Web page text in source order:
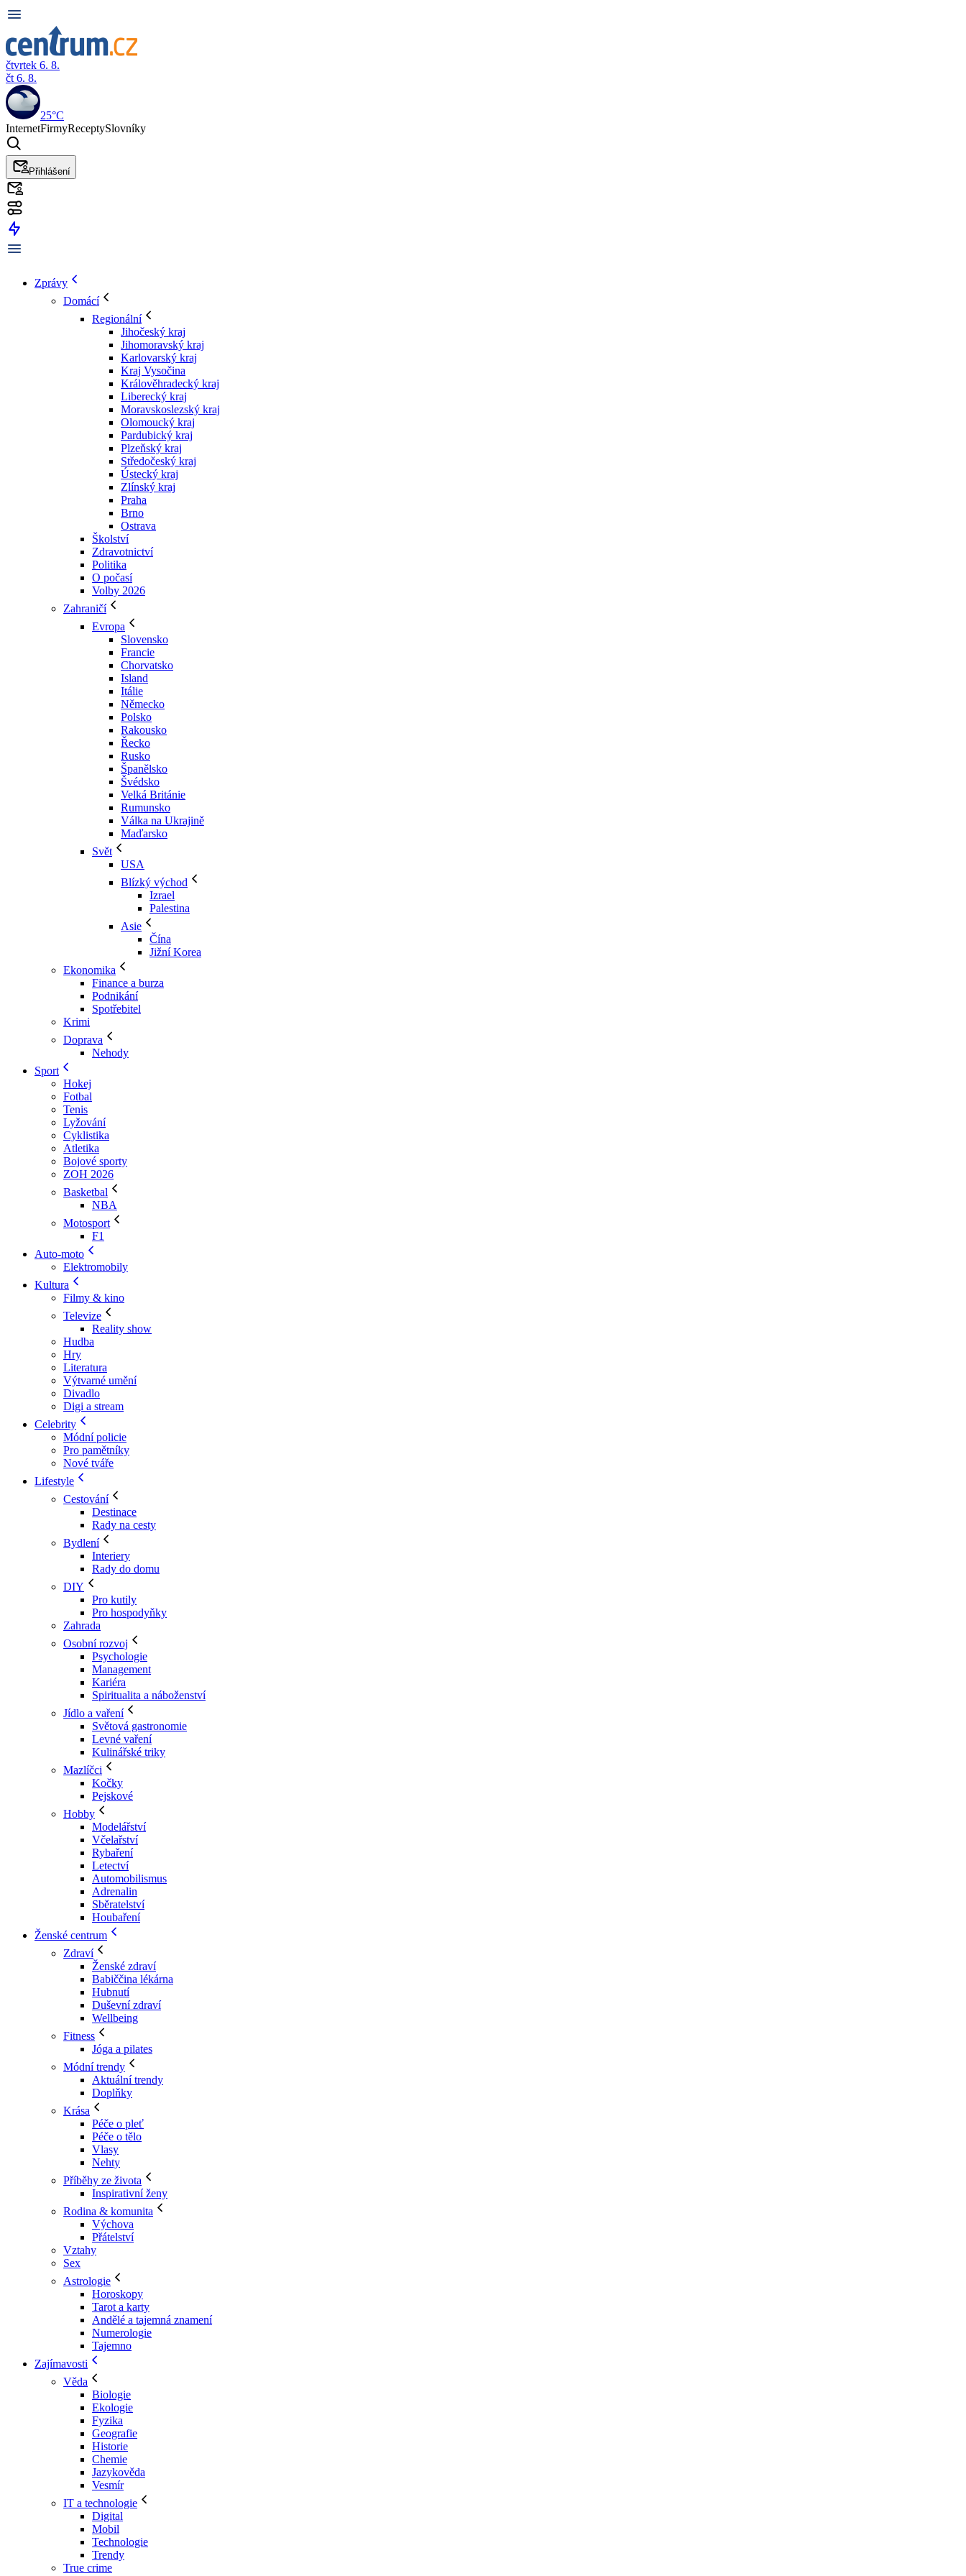
čtvrtek 6. 8.
čt 6. 8.
25°C
InternetFirmyReceptySlovníky
Přihlášení
Zprávy
Domácí
Regionální
Jihočeský kraj
Jihomoravský kraj
Karlovarský kraj
Kraj Vysočina
Králověhradecký kraj
Liberecký kraj
Moravskoslezský kraj
Olomoucký kraj
Pardubický kraj
Plzeňský kraj
Středočeský kraj
Ústecký kraj
Zlínský kraj
Praha
Brno
Ostrava
Školství
Zdravotnictví
Politika
O počasí
Volby 2026
Zahraničí
Evropa
Slovensko
Francie
Chorvatsko
Island
Itálie
Německo
Polsko
Rakousko
Řecko
Rusko
Španělsko
Švédsko
Velká Británie
Rumunsko
Válka na Ukrajině
Maďarsko
Svět
USA
Blízký východ
Izrael
Palestina
Asie
Čína
Jižní Korea
Ekonomika
Finance a burza
Podnikání
Spotřebitel
Krimi
Doprava
Nehody
Sport
Hokej
Fotbal
Tenis
Lyžování
Cyklistika
Atletika
Bojové sporty
ZOH 2026
Basketbal
NBA
Motosport
F1
Auto-moto
Elektromobily
Kultura
Filmy & kino
Televize
Reality show
Hudba
Hry
Literatura
Výtvarné umění
Divadlo
Digi a stream
Celebrity
Módní policie
Pro pamětníky
Nové tváře
Lifestyle
Cestování
Destinace
Rady na cesty
Bydlení
Interiery
Rady do domu
DIY
Pro kutily
Pro hospodyňky
Zahrada
Osobní rozvoj
Psychologie
Management
Kariéra
Spiritualita a náboženství
Jídlo a vaření
Světová gastronomie
Levné vaření
Kulinářské triky
Mazlíčci
Kočky
Pejskové
Hobby
Modelářství
Včelařství
Rybaření
Letectví
Automobilismus
Adrenalin
Sběratelství
Houbaření
Ženské centrum
Zdraví
Ženské zdraví
Babiččina lékárna
Hubnutí
Duševní zdraví
Wellbeing
Fitness
Jóga a pilates
Módní trendy
Aktuální trendy
Doplňky
Krása
Péče o pleť
Péče o tělo
Vlasy
Nehty
Příběhy ze života
Inspirativní ženy
Rodina & komunita
Výchova
Přátelství
Vztahy
Sex
Astrologie
Horoskopy
Tarot a karty
Andělé a tajemná znamení
Numerologie
Tajemno
Zajímavosti
Věda
Biologie
Ekologie
Fyzika
Geografie
Historie
Chemie
Jazykověda
Vesmír
IT a technologie
Digital
Mobil
Technologie
Trendy
True crime